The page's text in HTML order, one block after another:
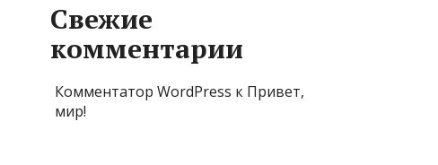
Свежие
комментарии
Комментатор WordPress к Привет,
мир!